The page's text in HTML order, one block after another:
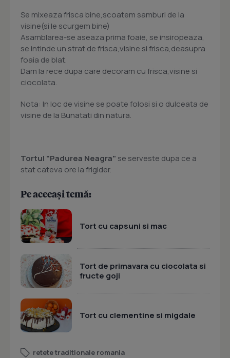
Se mixeaza frisca bine,scoatem samburi de la
visine(si le scurgem bine)
Asamblarea-se aseaza prima foaie, se insiropeaza,
se intinde un strat de frisca,visine si frisca,deasupra
foaia de blat.
Dam la rece dupa care decoram cu frisca,visine si
ciocolata.
Nota: In loc de visine se poate folosi si o dulceata de
visine de la Bunatati din natura.
Tortul "Padurea Neagra" se serveste dupa ce a
stat cateva ore la frigider.
Pe aceeași temă:
Tort cu capsuni si mac
Tort de primavara cu ciocolata si
fructe goji
Tort cu clementine si migdale
retete traditionale romania